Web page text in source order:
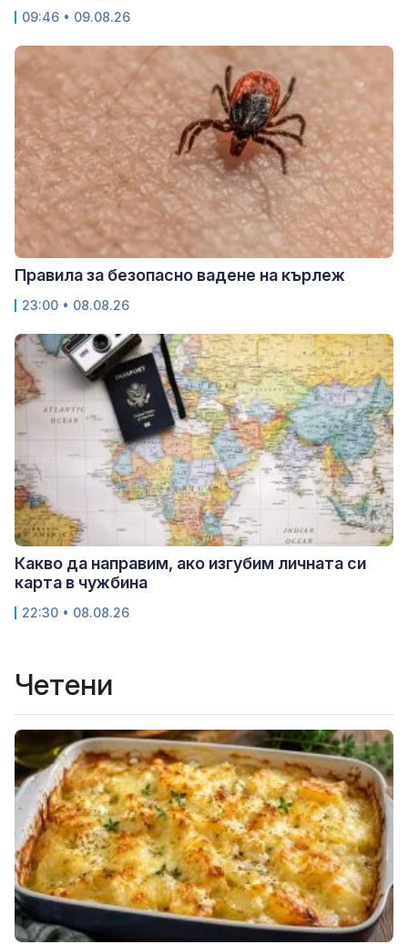
09:46 • 09.08.26
Правила за безопасно вадене на кърлеж
23:00 • 08.08.26
Какво да направим, ако изгубим личната си
карта в чужбина
22:30 • 08.08.26
Четени